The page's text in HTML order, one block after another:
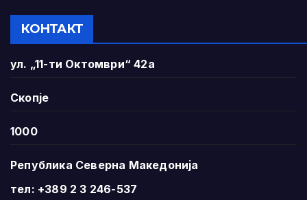
КОНТАКТ
ул. „11-ти Октомври“ 42а
Скопје
1000
Република Северна Македонија
тел: +389 2 3 246-537